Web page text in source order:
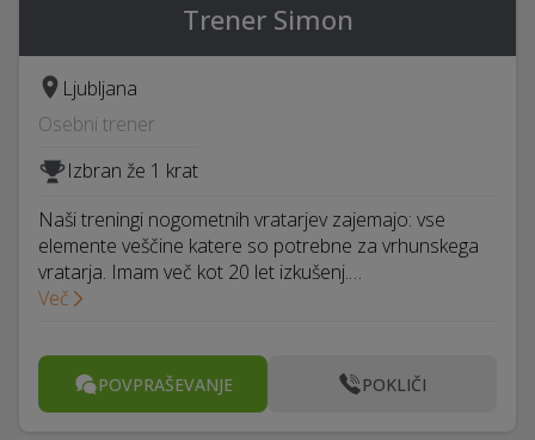
Trener Simon
Ljubljana
Osebni trener
Izbran že 1 krat
Naši treningi nogometnih vratarjev zajemajo: vse
elemente veščine katere so potrebne za vrhunskega
vratarja. Imam več kot 20 let izkušenj.…
Več
POVPRAŠEVANJE POKLIČI